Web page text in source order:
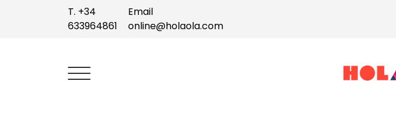
T. +34
633964861
Email
online@holaola.com